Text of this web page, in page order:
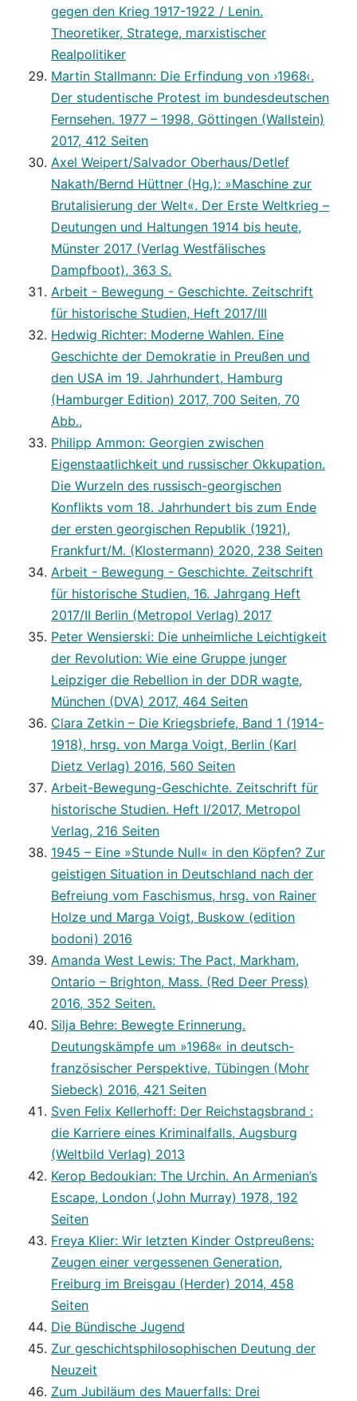
gegen den Krieg 1917-1922 / Lenin.
Theoretiker, Stratege, marxistischer
Realpolitiker
Martin Stallmann: Die Erfindung von ›1968‹.
Der studentische Protest im bundesdeutschen
Fernsehen. 1977 – 1998, Göttingen (Wallstein)
2017, 412 Seiten
Axel Weipert/Salvador Oberhaus/Detlef
Nakath/Bernd Hüttner (Hg.): »Maschine zur
Brutalisierung der Welt«. Der Erste Weltkrieg –
Deutungen und Haltungen 1914 bis heute,
Münster 2017 (Verlag Westfälisches
Dampfboot), 363 S.
Arbeit - Bewegung - Geschichte. Zeitschrift
für historische Studien, Heft 2017/III
Hedwig Richter: Moderne Wahlen. Eine
Geschichte der Demokratie in Preußen und
den USA im 19. Jahrhundert, Hamburg
(Hamburger Edition) 2017, 700 Seiten, 70
Abb.,
Philipp Ammon: Georgien zwischen
Eigenstaatlichkeit und russischer Okkupation.
Die Wurzeln des russisch-georgischen
Konflikts vom 18. Jahrhundert bis zum Ende
der ersten georgischen Republik (1921),
Frankfurt/M. (Klostermann) 2020, 238 Seiten
Arbeit - Bewegung - Geschichte. Zeitschrift
für historische Studien, 16. Jahrgang Heft
2017/II Berlin (Metropol Verlag) 2017
Peter Wensierski: Die unheimliche Leichtigkeit
der Revolution: Wie eine Gruppe junger
Leipziger die Rebellion in der DDR wagte,
München (DVA) 2017, 464 Seiten
Clara Zetkin – Die Kriegsbriefe, Band 1 (1914-
1918), hrsg. von Marga Voigt, Berlin (Karl
Dietz Verlag) 2016, 560 Seiten
Arbeit-Bewegung-Geschichte. Zeitschrift für
historische Studien. Heft I/2017, Metropol
Verlag, 216 Seiten
1945 – Eine »Stunde Null« in den Köpfen? Zur
geistigen Situation in Deutschland nach der
Befreiung vom Faschismus, hrsg. von Rainer
Holze und Marga Voigt, Buskow (edition
bodoni) 2016
Amanda West Lewis: The Pact, Markham,
Ontario – Brighton, Mass. (Red Deer Press)
2016, 352 Seiten.
Silja Behre: Bewegte Erinnerung.
Deutungskämpfe um »1968« in deutsch-
französischer Perspektive, Tübingen (Mohr
Siebeck) 2016, 421 Seiten
Sven Felix Kellerhoff: Der Reichstagsbrand :
die Karriere eines Kriminalfalls, Augsburg
(Weltbild Verlag) 2013
Kerop Bedoukian: The Urchin. An Armenian’s
Escape, London (John Murray) 1978, 192
Seiten
Freya Klier: Wir letzten Kinder Ostpreußens:
Zeugen einer vergessenen Generation,
Freiburg im Breisgau (Herder) 2014, 458
Seiten
Die Bündische Jugend
Zur geschichtsphilosophischen Deutung der
Neuzeit
Zum Jubiläum des Mauerfalls: Drei